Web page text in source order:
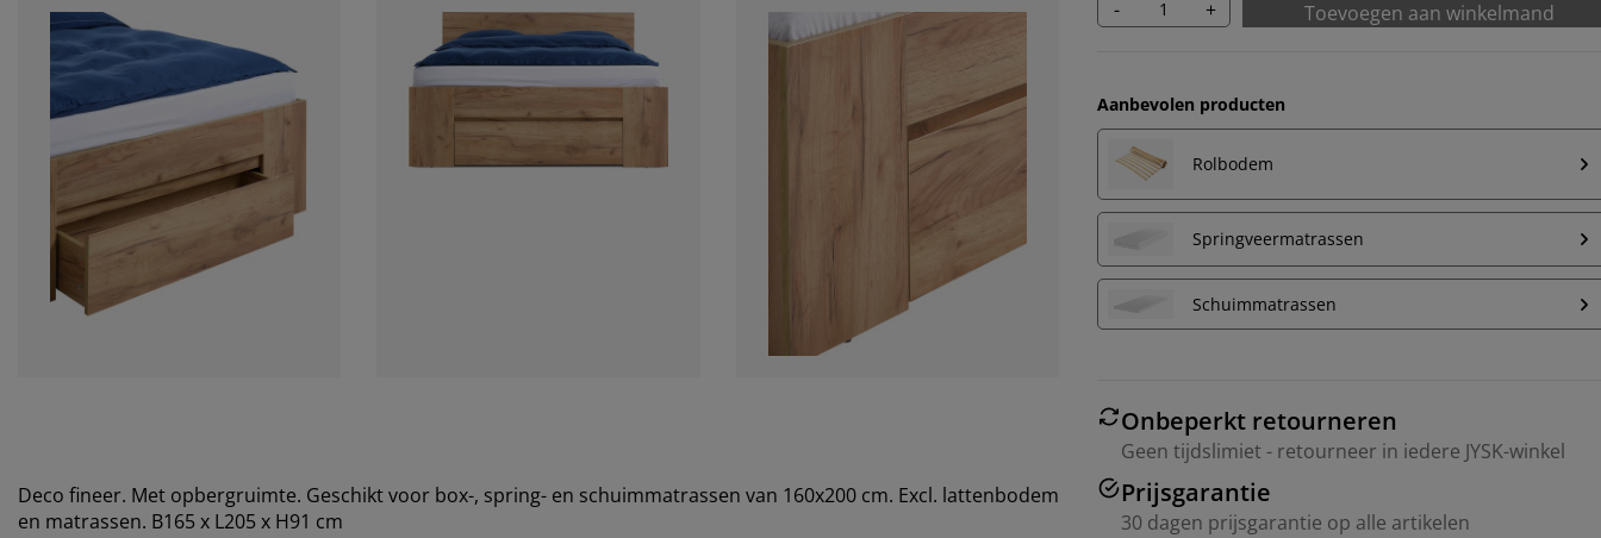
- + Toevoegen aan winkelmand
Aanbevolen producten
Rolbodem
Springveermatrassen
Schuimmatrassen
Onbeperkt retourneren
Geen tijdslimiet - retourneer in iedere JYSK-winkel
Prijsgarantie
30 dagen prijsgarantie op alle artikelen
Deco fineer. Met opbergruimte. Geschikt voor box-, spring- en schuimmatrassen van 160x200 cm. Excl. lattenbodem
en matrassen. B165 x L205 x H91 cm